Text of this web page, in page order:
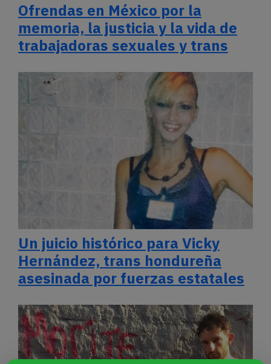
Ofrendas en México por la
memoria, la justicia y la vida de
trabajadoras sexuales y trans
Un juicio histórico para Vicky
Hernández, trans hondureña
asesinada por fuerzas estatales